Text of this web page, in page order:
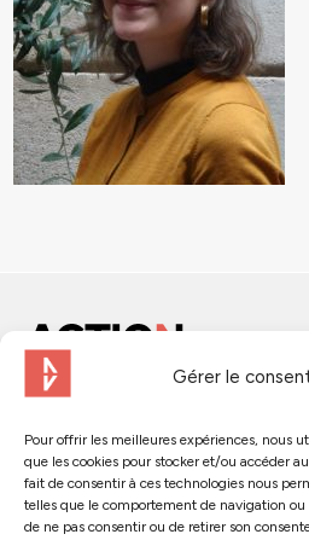
Gérer le
Pour offrir les meilleures expériences, nous
que les cookies pour stocker et/ou accéder
fait de consentir à ces technologies nous
telles que le comportement de navigation
de ne pas consentir ou de retirer son